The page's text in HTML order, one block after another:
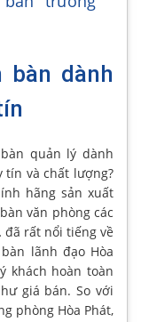
bàn dành
quản lý dành
và chất lượng?
hãng sản xuất
văn phòng các
đã rất nổi tiếng về
lãnh đạo Hòa
khách hoàn toàn
giá bán. So với
phòng Hòa Phát,